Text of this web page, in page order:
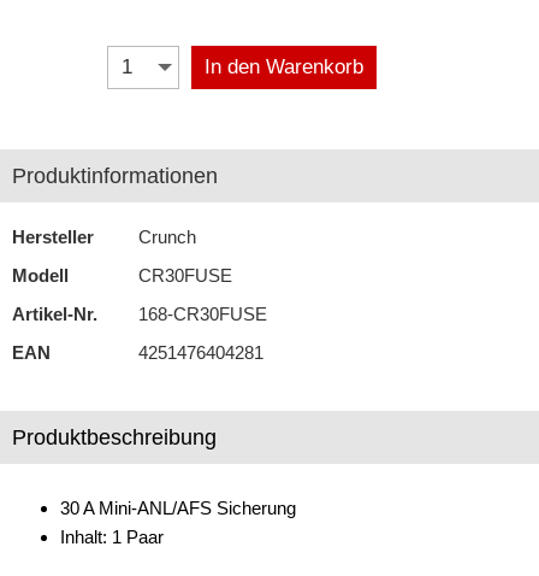
Antennenverstärker
Antennenzubehör
Bluetooth
CAN-BUS-Adapter
Cinch-Kabel
Entstörmaterial
In den Warenkorb
Produktinformationen
Hersteller
Crunch
Modell
CR30FUSE
Artikel-Nr.
168-CR30FUSE
EAN
4251476404281
Produktbeschreibung
30 A Mini-ANL/AFS Sicherung
Inhalt: 1 Paar